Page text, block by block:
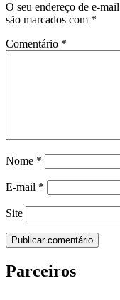
O seu endereço de e-
são marcados com *
Comentário *
Nome *
E-mail *
Site
Parceiros